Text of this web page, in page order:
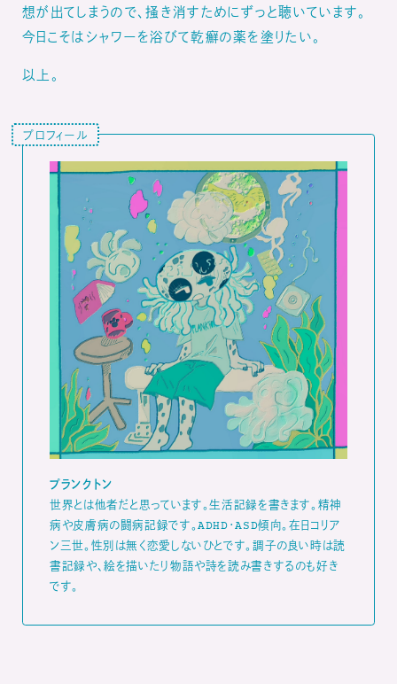
想が出てしまうので、掻き消すためにずっと聴いています。
今日こそはシャワーを浴びて乾癬の薬を塗りたい。
以上。
プランクトン
世界とは他者だと思っています。生活記録を書きます。精神
病や皮膚病の闘病記録です。ADHD・ASD傾向。在日コリア
ン三世。性別は無く恋愛しないひとです。調子の良い時は読
書記録や、絵を描いたり物語や詩を読み書きするのも好き
です。
プロフィール